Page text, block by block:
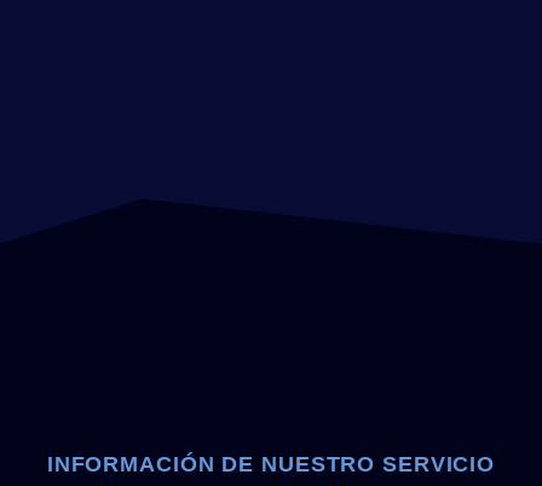
INFORMACIÓN DE NUESTRO SERVICIO